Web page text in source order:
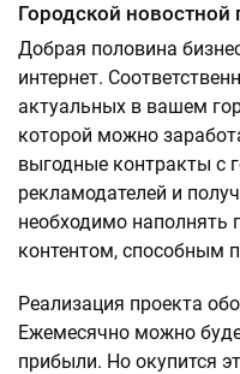
Городской новостной
Добрая половина
интернет.
актуальных в вашем
которой можно
выгодные контракты с
рекламодателей и
необходимо наполнять
контентом, способным
Реализация проекта
Ежемесячно можно
прибыли. Но окупится